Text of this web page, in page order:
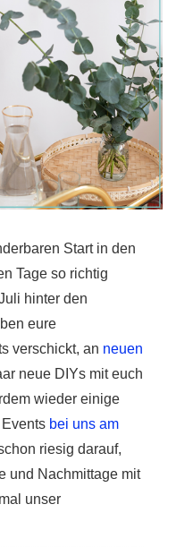
Start in den
Tage so richtig
hinter den
eure
verschickt, an neuen
neue DIYs mit euch
wieder einige
bei uns am
riesig darauf,
und Nachmittage mit
unser